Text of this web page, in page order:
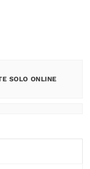
SOLO ONLINE